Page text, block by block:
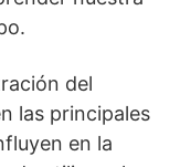
del
las principales
en la